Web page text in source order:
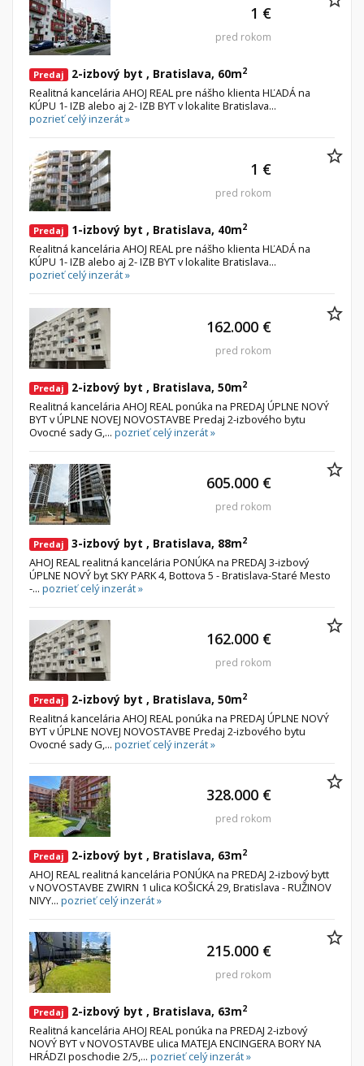
Predaj 2-izbový byt , Bratislava, 60m2
Realitná kancelária AHOJ REAL pre nášho klienta HĽADÁ na
KÚPU 1- IZB alebo aj 2- IZB BYT v lokalite Bratislava...
pozrieť celý inzerát »
1 €
pred rokom
Predaj 1-izbový byt , Bratislava, 40m2
Realitná kancelária AHOJ REAL pre nášho klienta HĽADÁ na
KÚPU 1- IZB alebo aj 2- IZB BYT v lokalite Bratislava...
pozrieť celý inzerát »
1 €
pred rokom
Predaj 2-izbový byt , Bratislava, 50m2
Realitná kancelária AHOJ REAL ponúka na PREDAJ ÚPLNE NOVÝ
BYT v ÚPLNE NOVEJ NOVOSTAVBE Predaj 2-izbového bytu
Ovocné sady G,... pozrieť celý inzerát »
162.000 €
pred rokom
Predaj 3-izbový byt , Bratislava, 88m2
AHOJ REAL realitná kancelária PONÚKA na PREDAJ 3-izbový
ÚPLNE NOVÝ byt SKY PARK 4, Bottova 5 - Bratislava-Staré Mesto
-... pozrieť celý inzerát »
605.000 €
pred rokom
Predaj 2-izbový byt , Bratislava, 50m2
Realitná kancelária AHOJ REAL ponúka na PREDAJ ÚPLNE NOVÝ
BYT v ÚPLNE NOVEJ NOVOSTAVBE Predaj 2-izbového bytu
Ovocné sady G,... pozrieť celý inzerát »
162.000 €
pred rokom
Predaj 2-izbový byt , Bratislava, 63m2
AHOJ REAL realitná kancelária PONÚKA na PREDAJ 2-izbový bytt
v NOVOSTAVBE ZWIRN 1 ulica KOŠICKÁ 29, Bratislava - RUŽINOV
NIVY... pozrieť celý inzerát »
328.000 €
pred rokom
Predaj 2-izbový byt , Bratislava, 63m2
Realitná kancelária AHOJ REAL ponúka na PREDAJ 2-izbový
NOVÝ BYT v NOVOSTAVBE ulica MATEJA ENCINGERA BORY NA
HRÁDZI poschodie 2/5,... pozrieť celý inzerát »
215.000 €
pred rokom